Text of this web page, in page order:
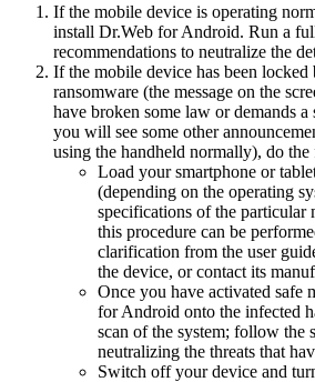
If the mobile device is operating
install Dr.Web for Android. Run a
recommendations to neutralize the
If the mobile device has been
ransomware (the message on the
have broken some law or demands a
you will see some other
using the handheld normally), do
Load your smartphone or
(depending on the operating
specifications of the particular
this procedure can be
clarification from the user
the device, or contact its
Once you have activated safe
for Android onto the infected
scan of the system; follow the
neutralizing the threats that
Switch off your device and